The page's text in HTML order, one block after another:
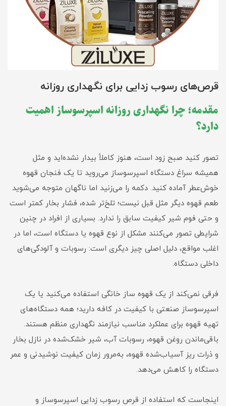
قرص‌های رسوب زدایی برای نگهداری روزانه
مقدمه؛ چرا نگهداری روزانه اسپرسوساز اهمیت
دارد؟
تصور کنید صبح زود است، هنوز کاملاً بیدار نشده‌اید و مثل
همیشه سراغ دستگاه اسپرسوساز می‌روید تا یک فنجان قهوه
خوش‌عطر آماده کنید. دکمه را می‌زنید اما ناگهان متوجه می‌شوید
طعم قهوه دیگر مثل قبل نیست؛ تلخ‌تر شده، فشار بخار کمتر است
و حتی فوم شیر کیفیت سابق را ندارد. بسیاری از افراد در چنین
شرایطی تصور می‌کنند مشکل از نوع قهوه یا دستگاه است، اما در
اغلب مواقع، دلیل اصلی چیز دیگری است: رسوبات و آلودگی‌های
داخلی دستگاه.
فرقی نمی‌کند از یک قهوه ساز خانگی استفاده می‌کنید یا یک
اسپرسوساز صنعتی با کیفیت در کافه دارید؛ همه دستگاه‌های
تهیه قهوه برای عملکرد مناسب نیازمند نگهداری منظم هستند.
باقی‌ماندن روغن قهوه، رسوبات آب، شیر خشک‌شده در نازل بخار
و ذرات ریز آسیاب‌شده قهوه، به‌مرور زمان کیفیت نوشیدنی و عمر
دستگاه را کاهش می‌دهد.
اینجاست که استفاده از قرص رسوب زدایی اسپرسوساز و